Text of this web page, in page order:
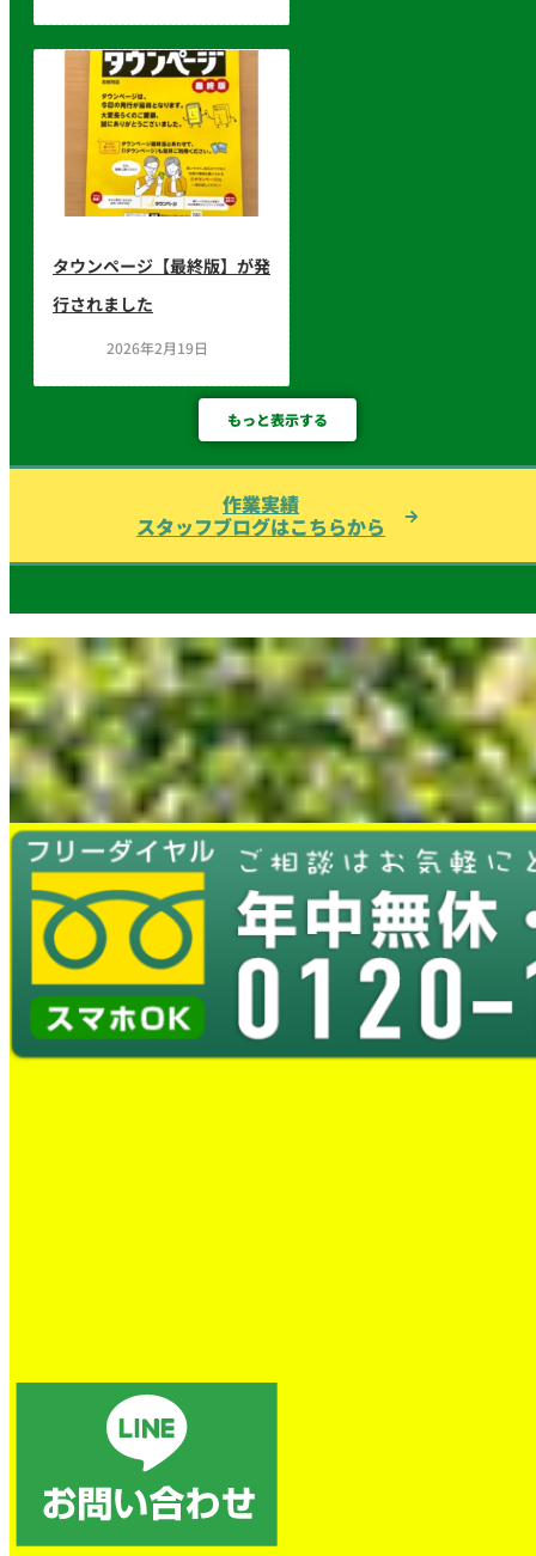
タウンページ【最終版】が発
行されました
2026年2月19日
もっと表示する
作業実績
スタッフブログはこちらから